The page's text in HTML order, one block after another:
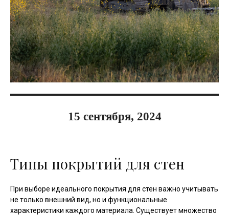
15 сентября, 2024
Типы покрытий для стен
При выборе идеального покрытия для стен важно учитывать
не только внешний вид, но и функциональные
характеристики каждого материала. Существует множество